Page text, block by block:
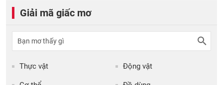
Giải mã giấc mơ
Thực vật Động vật